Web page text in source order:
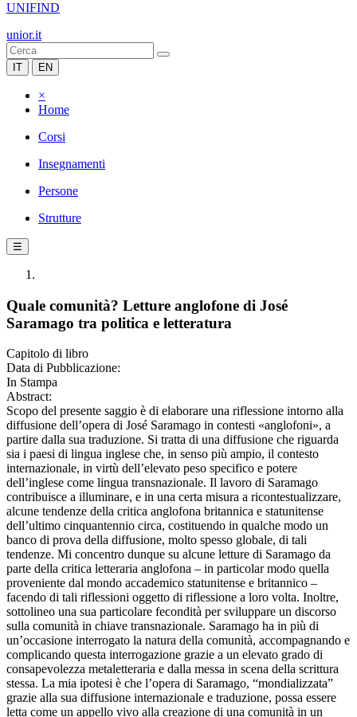
UNIFIND
unior.it
IT EN
×
Home
Corsi
Insegnamenti
Persone
Strutture
☰
Quale comunità? Letture anglofone di José
Saramago tra politica e letteratura
Capitolo di libro
Data di Pubblicazione:
In Stampa
Abstract:
Scopo del presente saggio è di elaborare una riflessione intorno alla
diffusione dell’opera di José Saramago in contesti «anglofoni», a
partire dalla sua traduzione. Si tratta di una diffusione che riguarda
sia i paesi di lingua inglese che, in senso più ampio, il contesto
internazionale, in virtù dell’elevato peso specifico e potere
dell’inglese come lingua transnazionale. Il lavoro di Saramago
contribuisce a illuminare, e in una certa misura a ricontestualizzare,
alcune tendenze della critica anglofona britannica e statunitense
dell’ultimo cinquantennio circa, costituendo in qualche modo un
banco di prova della diffusione, molto spesso globale, di tali
tendenze. Mi concentro dunque su alcune letture di Saramago da
parte della critica letteraria anglofona – in particolar modo quella
proveniente dal mondo accademico statunitense e britannico –
facendo di tali riflessioni oggetto di riflessione a loro volta. Inoltre,
sottolineo una sua particolare fecondità per sviluppare un discorso
sulla comunità in chiave transnazionale. Saramago ha in più di
un’occasione interrogato la natura della comunità, accompagnando e
complicando questa interrogazione grazie a un elevato grado di
consapevolezza metaletteraria e dalla messa in scena della scrittura
stessa. La mia ipotesi è che l’opera di Saramago, “mondializzata”
grazie alla sua diffusione internazionale e traduzione, possa essere
letta come un appello vivo alla creazione di una comunità in un